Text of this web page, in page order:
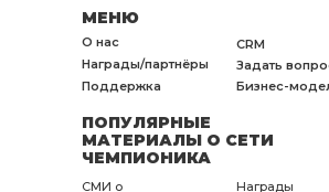
МЕНЮ
Поддержка
CRM
О нас
Бизнес-
Награды/партнёры Задать
ПОПУЛЯРНЫЕ
МАТЕРИАЛЫ О СЕТИ
ЧЕМПИОНИКА
СМИ о
Награды